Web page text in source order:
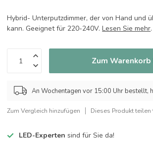
Hybrid- Unterputzdimmer, der von Hand und
kann. Geeignet für 220-240V.Lesen Sie mehr.
Zum
An Wochentagen vor 15:00 Uhr bestellt,
Zum Vergleich hinzufügen Dieses Produkt teilen
LED-Experten sind für Sie da!